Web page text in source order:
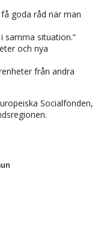
goda råd när man
samma situation.”
och nya
från andra
Socialfonden,